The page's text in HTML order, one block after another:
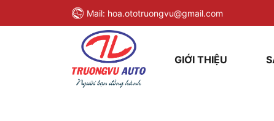
Mail: hoa.ototruongvu@gmail.com
GIỚI THIỆU